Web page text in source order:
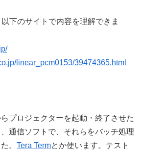
下のサイトで内容を理解できま
linear_pcm0153/39474365.html
プロジェクターを起動・終了させた
通信ソフトで、それらをバッチ処理
。 Tera Termとか使います。テスト